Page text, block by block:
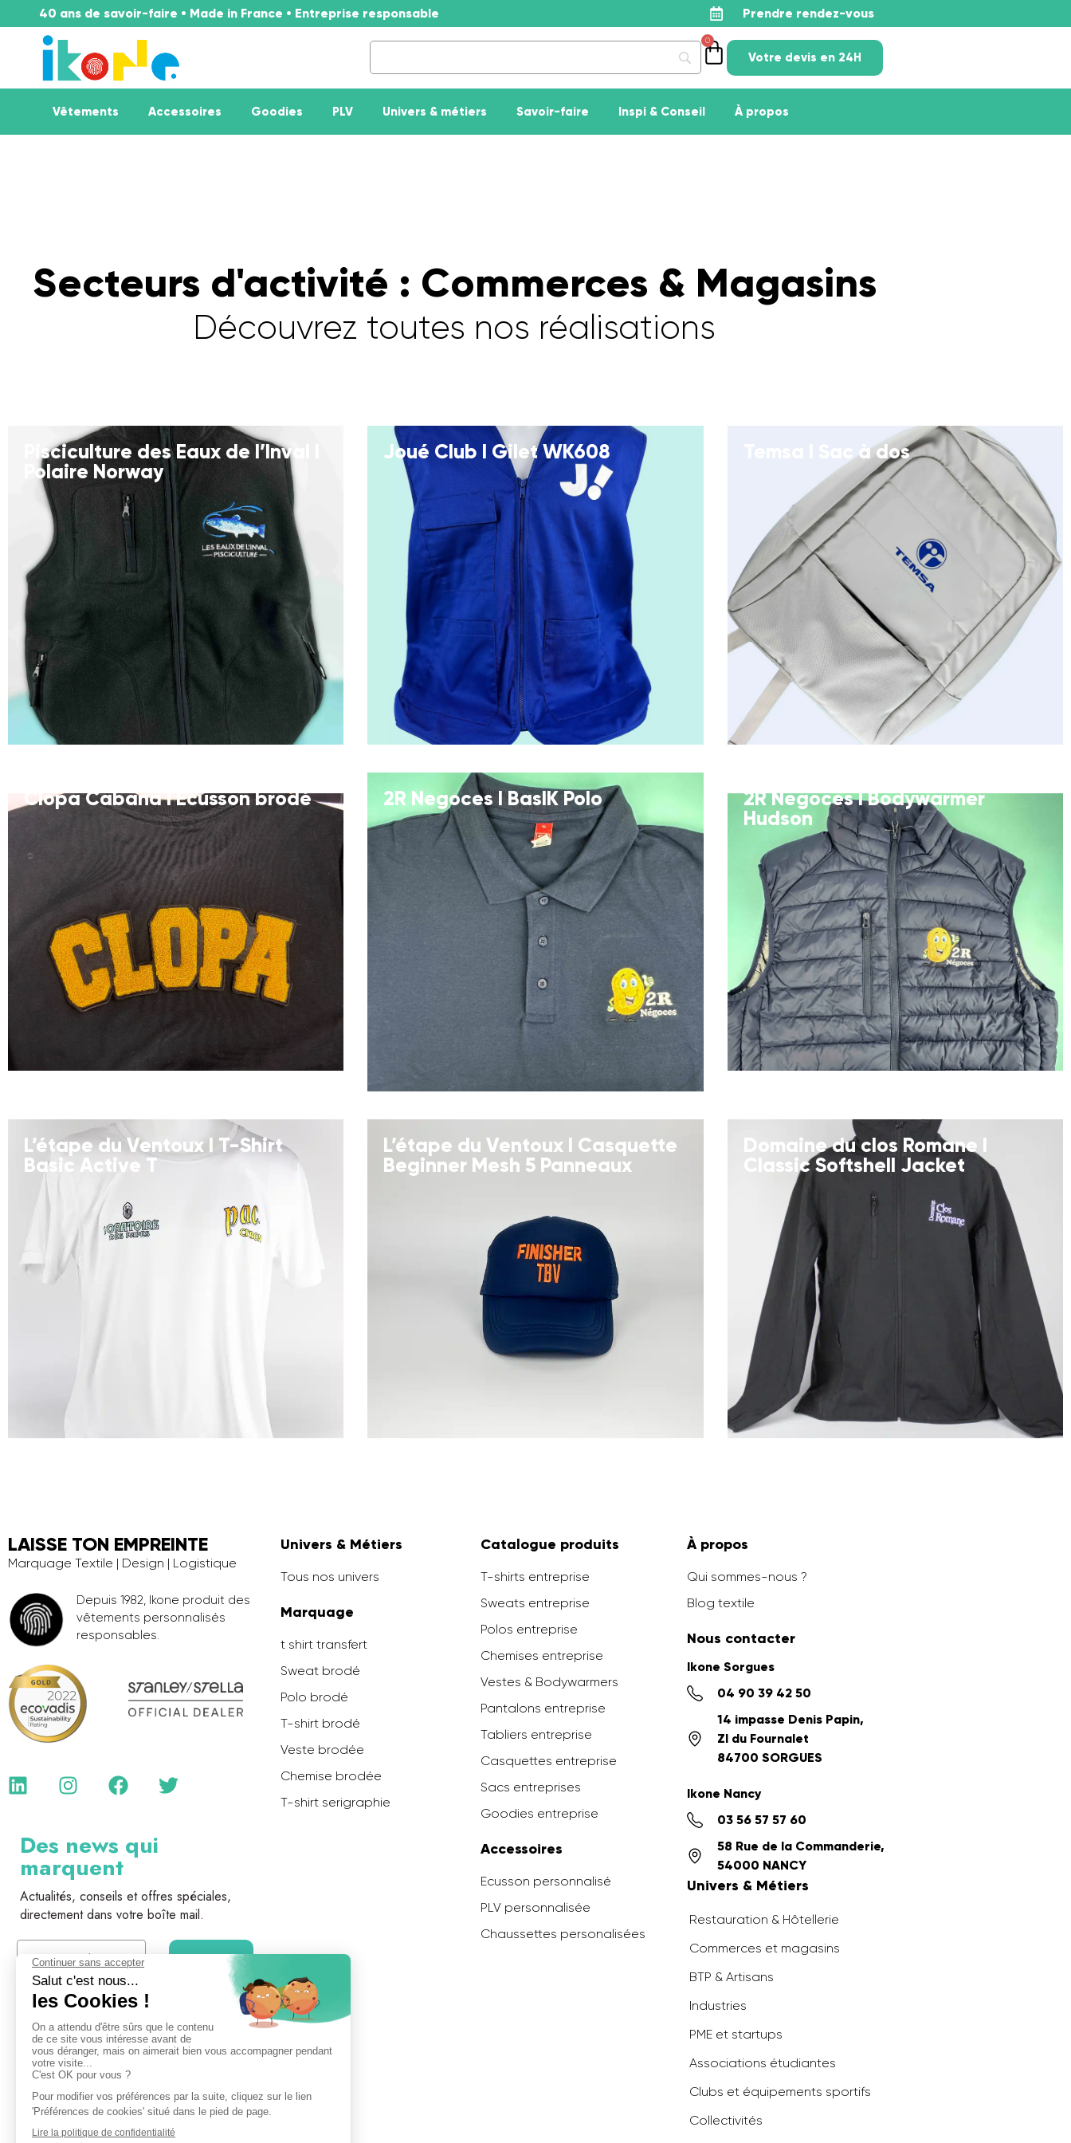
40 ans de savoir-faire • Made in France • Entreprise responsable Prendre rendez-vous
0
Votre devis en 24H
Vêtements Accessoires Goodies PLV Univers & métiers Savoir-faire Inspi & Conseil À propos
Secteurs d'activité : Commerces & Magasins
Découvrez toutes nos réalisations
Pisciculture des Eaux de l’Inval I
Polaire Norway
Joué Club I Gilet WK608 Temsa I Sac à dos
Clopa Cabana I Ecusson brodé 2R Negoces I BasIK Polo
2R Negoces I Bodywarmer
Hudson
L’étape du Ventoux I T-Shirt
Basic Active T
L’étape du Ventoux I Casquette
Beginner Mesh 5 Panneaux
Domaine du clos Romane I
Classic Softshell Jacket
LAISSE TON EMPREINTE
Marquage Textile | Design | Logistique
Depuis 1982, Ikone produit des
vêtements personnalisés
responsables.
Des news qui
marquent
Actualités, conseils et offres spéciales,
directement dans votre boîte mail.
Email
Je m'inscris
* En vous inscrivant, vous acceptez de recevoir nos
Désinscription possible à tout moment.
Univers & Métiers
Tous nos univers
Marquage
t shirt transfert
Sweat brodé
Polo brodé
T-shirt brodé
Veste brodée
Chemise brodée
T-shirt serigraphie
Catalogue produits
T-shirts entreprise
Sweats entreprise
Polos entreprise
Chemises entreprise
Vestes & Bodywarmers
Pantalons entreprise
Tabliers entreprise
Casquettes entreprise
Sacs entreprises
Goodies entreprise
Accessoires
Ecusson personnalisé
PLV personnalisée
Chaussettes personalisées
À propos
Qui sommes-nous ?
Blog textile
Nous contacter
Ikone Sorgues
04 90 39 42 50
14 impasse Denis Papin,
ZI du Fournalet
84700 SORGUES
Ikone Nancy
03 56 57 57 60
58 Rue de la Commanderie,
54000 NANCY
Univers & Métiers
Restauration & Hôtellerie
Commerces et magasins
BTP & Artisans
Industries
PME et startups
Associations étudiantes
Clubs et équipements sportifs
Collectivités